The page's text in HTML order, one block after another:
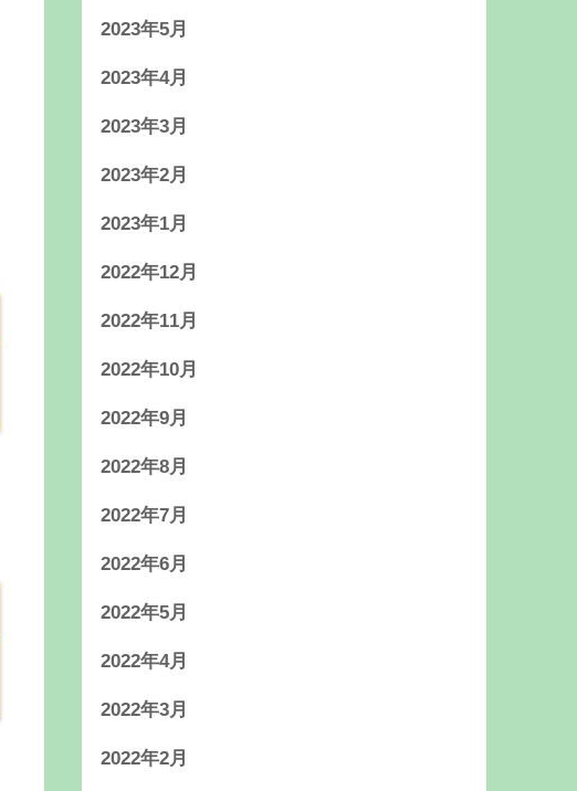
2023年5月
2023年4月
2023年3月
2023年2月
2023年1月
2022年12月
2022年11月
2022年10月
2022年9月
2022年8月
2022年7月
2022年6月
2022年5月
2022年4月
2022年3月
2022年2月